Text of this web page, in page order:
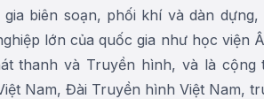
biên soạn, phối khí và dàn
lớn của quốc gia như học viện
thanh và Truyền hình, và là cộng
Nam, Đài Truyền hình Việt Nam,